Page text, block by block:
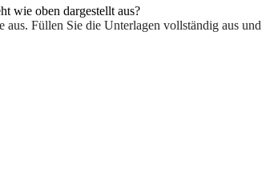
wie oben dargestellt aus?
Füllen Sie die Unterlagen vollständig aus und